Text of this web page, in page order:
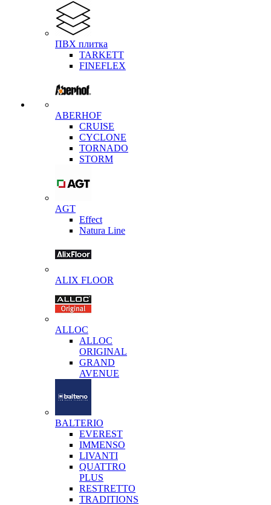
ПВХ плитка
TARKETT
FINEFLEX
ABERHOF
CRUISE
CYCLONE
TORNADO
STORM
AGT
Effect
Natura Line
ALIX FLOOR
ALLOC
ALLOC
ORIGINAL
GRAND
AVENUE
BALTERIO
EVEREST
IMMENSO
LIVANTI
QUATTRO
PLUS
RESTRETTO
TRADITIONS